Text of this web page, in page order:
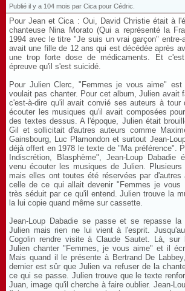
Publié il y a 104 mois par Cica pour Cédric.
Pour Jean et Cica : Oui, David Christie était à
chanteuse Nina Morato (Qui a représenté la
1994 avec le titre "Je suis un vrai garçon" entre-
avait une fille de 12 ans qui est décédée après
une trop forte dose de médicaments. Et
épreuve qu'il s'est suicidé.
Pour Julien Clerc, "Femmes je vous aime"
voulait pas chanter. Pour cet album, Julien avait
c'est-à-dire qu'il avait convié ses auteurs à tour
écouter les musiques qu'il avait composées
des textes dessus. A l'époque, Julien était
Gil et sollicitait d'autres auteurs comme
Gainsbourg, Luc Plamondon et surtout Jean-
déjà offert en 1978 le texte de "Ma préférence".
Indiscrétion, Blasphème", Jean-Loup
venu écouter les musiques de Julien.
mais elles ont toutes été réservées par d'autres
celle de ce qui allait devenir "Femmes je vous
très séduit par ce qu'il entend. Julien trouve la
la lui copie quand même sur cassette.
Jean-Loup Dabadie se passe et se repasse
Julien mais rien ne lui vient à l'esprit.
Cogolin rendre visite à Claude Sautet. Là, sur
Julien chanter "Femmes, je vous aime" et il
Mais quand il le présente à Bertrand De
dernier est sûr que Julien va refuser de la
ce qui se passe. Julien trouve que le texte
Juan, image qu'il cherche à faire oublier. Jean-